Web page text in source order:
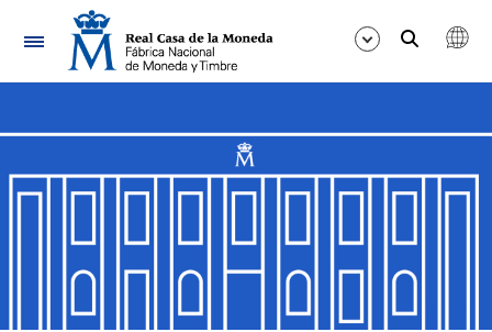
Nabigazioa
Erakutsi/Ezkutatu
Erakutsi/Ezkutatu
Erakutsi/Ezkutatu